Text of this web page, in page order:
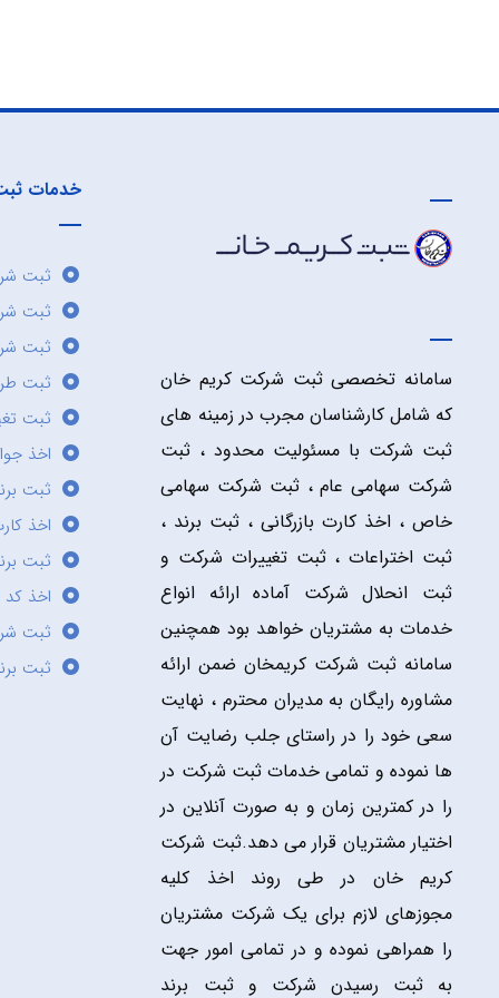
سامانه تخصصی ثبت شرکت کریم خان
که شامل کارشناسان مجرب در زمینه های
ثبت شرکت با مسئولیت محدود ، ثبت
شرکت سهامی عام ، ثبت شرکت سهامی
خاص ، اخذ کارت بازرگانی ، ثبت برند ،
ثبت اختراعات ، ثبت تغییرات شرکت و
ثبت انحلال شرکت آماده ارائه انواع
خدمات به مشتریان خواهد بود همچنین
سامانه ثبت شرکت کریمخان ضمن ارائه
مشاوره رایگان به مدیران محترم ، نهایت
سعی خود را در راستای جلب رضایت آن
ها نموده و تمامی خدمات ثبت شرکت در
را در کمترین زمان و به صورت آنلاین در
اختیار مشتریان قرار می دهد.ثبت شرکت
کریم خان در طی روند اخذ کلیه
مجوزهای لازم برای یک شرکت مشتریان
را همراهی نموده و در تمامی امور جهت
به ثبت رسیدن شرکت و ثبت برند
خدمات
ثبت
ثبت
ثبت
ثبت
ثبت
اخذ
ثبت
اخذ
ثبت
اخذ کد
ثبت
ثبت